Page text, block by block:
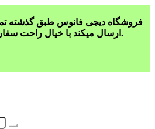
فروشگاه دیجی فانوس طبق گذشته
ارسال میکند با خیال راحت سفارش خود را ثبت کنید.